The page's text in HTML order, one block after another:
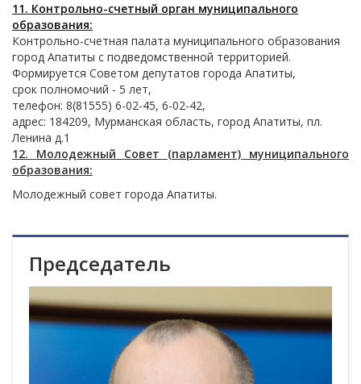
11. Контрольно-счетный орган муниципального
образования:
Контрольно-счетная палата муниципального образования
город Апатиты с подведомственной территорией.
Формируется Советом депутатов города Апатиты,
срок полномочий - 5 лет,
телефон: 8(81555) 6-02-45, 6-02-42,
адрес: 184209, Мурманская область, город Апатиты, пл.
Ленина д.1
12. Молодежный Совет (парламент) муниципального
образования:
Молодежный совет города Апатиты.
Председатель